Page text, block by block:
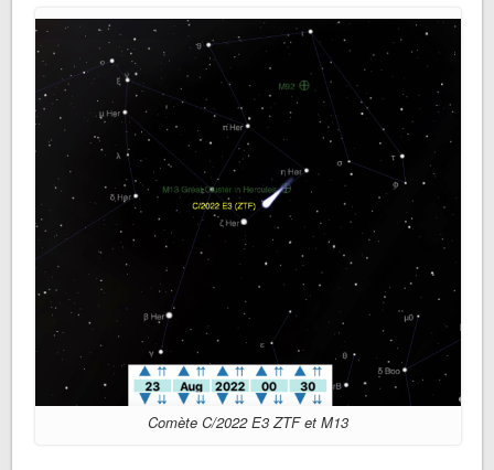
Comète C/2022 E3 ZTF et M13